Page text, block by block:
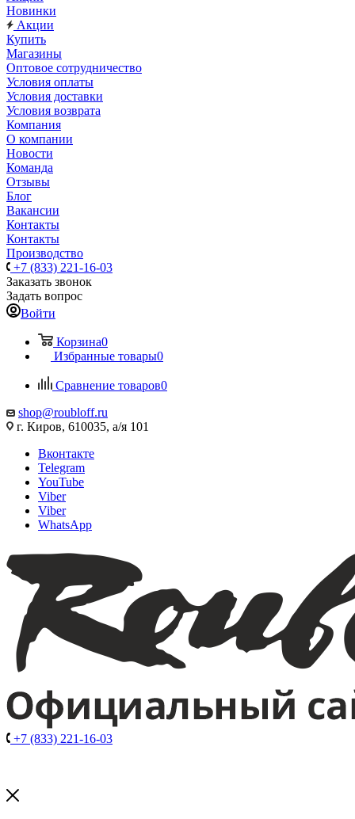
Новинки
Акции
Купить
Магазины
Оптовое сотрудничество
Условия оплаты
Условия доставки
Условия возврата
Компания
О компании
Новости
Команда
Отзывы
Блог
Вакансии
Контакты
Контакты
Производство
+7 (833) 221-16-03
Заказать звонок
Задать вопрос
Войти
Корзина0
Избранные товары0
Сравнение товаров0
shop@roubloff.ru
г. Киров, 610035, а/я 101
Вконтакте
Telegram
YouTube
Viber
Viber
WhatsApp
+7 (833) 221-16-03